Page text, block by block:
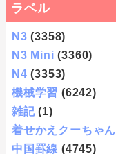
ラベル
N3 (3358)
N3 Mini (3360)
N4 (3353)
機械学習 (6242)
雑記 (1)
着せかえクーちゃん
中国罫線 (4745)